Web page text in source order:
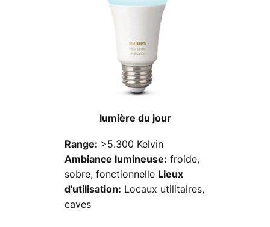
lumière du jour
Range: >5.300 Kelvin
Ambiance lumineuse: froide,
sobre, fonctionnelle Lieux
d'utilisation: Locaux utilitaires,
caves